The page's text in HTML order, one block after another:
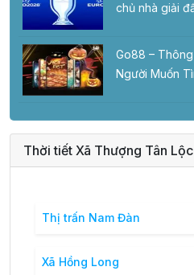
chủ nhà giải
Go88 –
Người Muốn
Thời tiết Xã Thượng Tân Lộc
Thị trấn Nam Đàn
Xã Hồng Long